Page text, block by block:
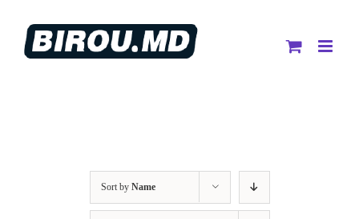
content
Sort by Name